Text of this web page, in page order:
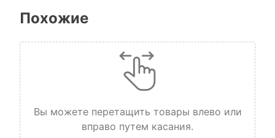
Похожие
Вы можете перетащить товары влево или
вправо путем касания.